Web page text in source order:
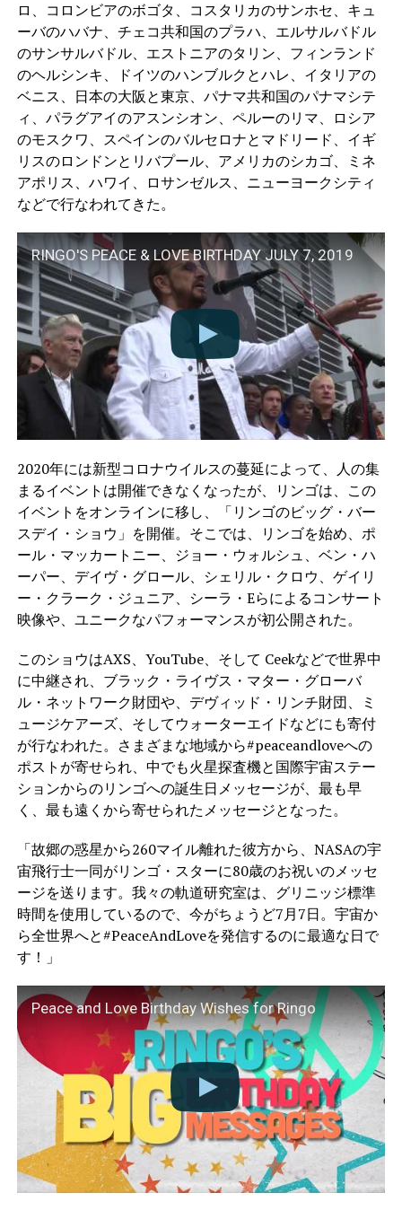
ロ、コロンビアのボゴタ、コスタリカのサンホセ、キュ
ーバのハバナ、チェコ共和国のプラハ、エルサルバドル
のサンサルバドル、エストニアのタリン、フィンランド
のヘルシンキ、ドイツのハンブルクとハレ、イタリアの
ベニス、日本の大阪と東京、パナマ共和国のパナマシテ
ィ、パラグアイのアスンシオン、ペルーのリマ、ロシア
のモスクワ、スペインのバルセロナとマドリード、イギ
リスのロンドンとリバプール、アメリカのシカゴ、ミネ
アポリス、ハワイ、ロサンゼルス、ニューヨークシティ
などで行なわれてきた。
RINGO'S PEACE & LOVE BIRTHDAY JULY 7, 2019
2020年には新型コロナウイルスの蔓延によって、人の集
まるイベントは開催できなくなったが、リンゴは、この
イベントをオンラインに移し、「リンゴのビッグ・バー
スデイ・ショウ」を開催。そこでは、リンゴを始め、ポ
ール・マッカートニー、ジョー・ウォルシュ、ベン・ハ
ーパー、デイヴ・グロール、シェリル・クロウ、ゲイリ
ー・クラーク・ジュニア、シーラ・Eらによるコンサート
映像や、ユニークなパフォーマンスが初公開された。
このショウはAXS、YouTube、そして Ceekなどで世界中
に中継され、ブラック・ライヴス・マター・グローバ
ル・ネットワーク財団や、デヴィッド・リンチ財団、ミ
ュージケアーズ、そしてウォーターエイドなどにも寄付
が行なわれた。さまざまな地域から#peaceandloveへの
ポストが寄せられ、中でも火星探査機と国際宇宙ステー
ションからのリンゴへの誕生日メッセージが、最も早
く、最も遠くから寄せられたメッセージとなった。
「故郷の惑星から260マイル離れた彼方から、NASAの宇
宙飛行士一同がリンゴ・スターに80歳のお祝いのメッセ
ージを送ります。我々の軌道研究室は、グリニッジ標準
時間を使用しているので、今がちょうど7月7日。宇宙か
ら全世界へと#PeaceAndLoveを発信するのに最適な日で
す！」
Peace and Love Birthday Wishes for Ringo